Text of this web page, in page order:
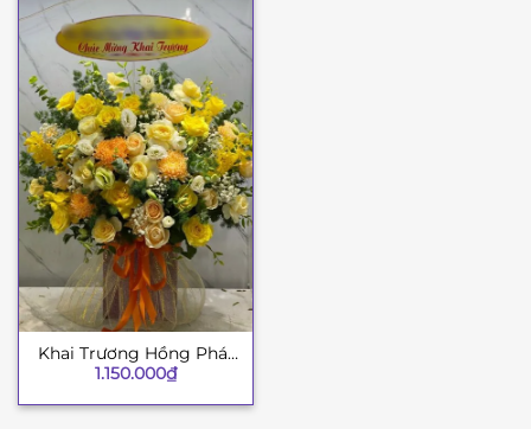
Khai Trương Hồng Phát
8
1.150.000₫